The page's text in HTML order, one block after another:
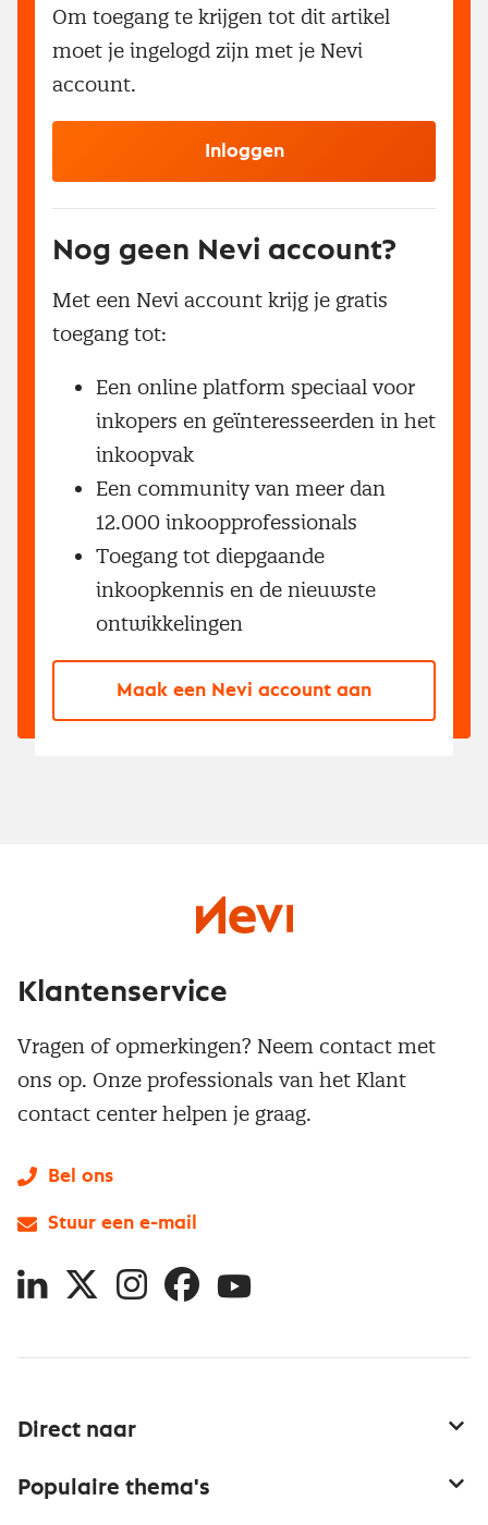
Om toegang te krijgen tot dit artikel
moet je ingelogd zijn met je Nevi
account.
Inloggen
Nog geen Nevi account?
Met een Nevi account krijg je gratis
toegang tot:
Een online platform speciaal voor
inkopers en geïnteresseerden in het
inkoopvak
Een community van meer dan
12.000 inkoopprofessionals
Toegang tot diepgaande
inkoopkennis en de nieuwste
ontwikkelingen
Maak een Nevi account aan
Direct naar
Populaire thema's
Klantenservice
Vragen of opmerkingen? Neem contact met
ons op. Onze professionals van het Klant
contact center helpen je graag.
Bel ons
Stuur een e-mail
LinkedIn
X InstagramFacebookYouTube